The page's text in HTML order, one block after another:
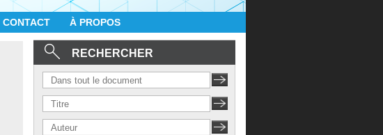
CONTACT À PROPOS
RECHERCHER